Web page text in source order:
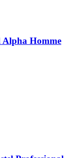
Alpha Homme